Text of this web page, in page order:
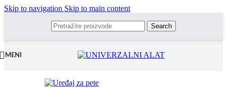
Skip to navigation Skip to main content
Search
MENI